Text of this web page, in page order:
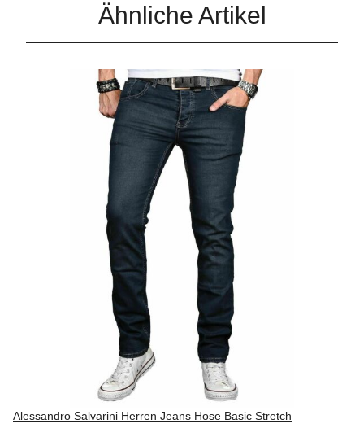
Ähnliche Artikel
Alessandro Salvarini Herren Jeans Hose Basic Stretch